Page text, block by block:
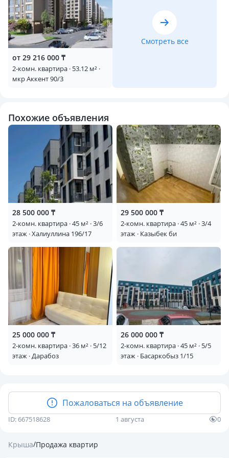
от 29 216 000 ₸
2-комн. квартира · 53.12 м² ·
мкр Аккент 90/3
Смотреть все
Похожие объявления
28 500 000 ₸
2-комн. квартира · 45 м² · 3/6
этаж · Халиуллина 196/17
29 500 000 ₸
2-комн. квартира · 45 м² · 3/4
этаж · Казыбек би
25 000 000 ₸
2-комн. квартира · 36 м² · 5/12
этаж · Дарабоз
26 000 000 ₸
2-комн. квартира · 45 м² · 5/5
этаж · Басаркобыз 1/15
Пожаловаться на объявление
ID: 667518628 1 августа 0
Крыша/Продажа квартир